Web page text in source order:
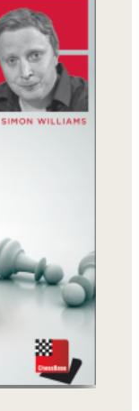
DE LA COMPRA